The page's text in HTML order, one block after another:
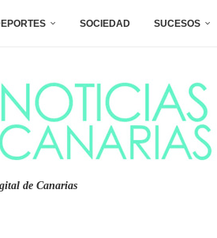
SOCIEDAD SUCESOS
de Canarias